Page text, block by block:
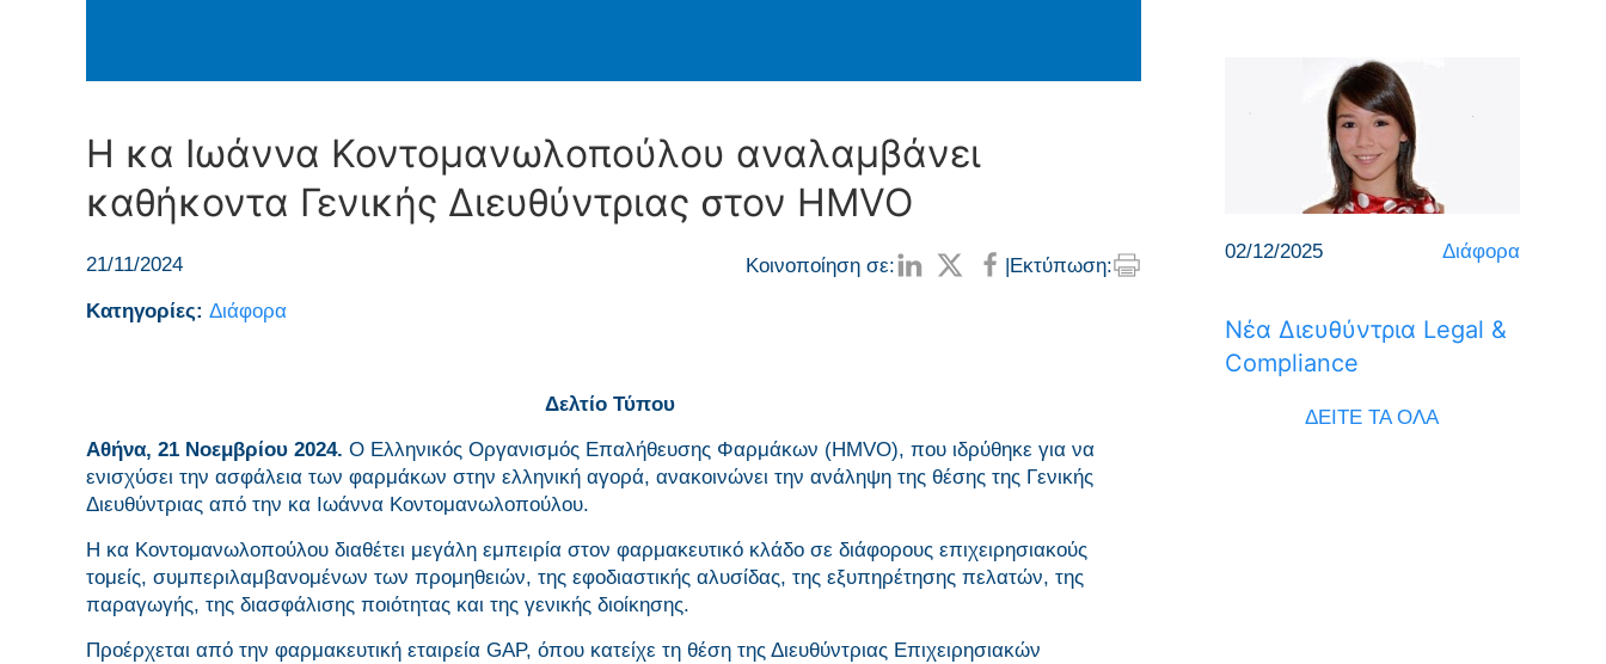
Η κα Ιωάννα Κοντομανωλοπούλου αναλαμβάνει
καθήκοντα Γενικής Διευθύντριας στον HMVO
21/11/2024 Κοινοποίηση σε: |Εκτύπωση:
Κατηγορίες: Διάφορα
Δελτίο Τύπου
Αθήνα, 21 Νοεμβρίου 2024. Ο Ελληνικός Οργανισμός Επαλήθευσης Φαρμάκων (ΗΜVO), που ιδρύθηκε για να
ενισχύσει την ασφάλεια των φαρμάκων στην ελληνική αγορά, ανακοινώνει την ανάληψη της θέσης της Γενικής
Διευθύντριας από την κα Ιωάννα Κοντομανωλοπούλου.
Η κα Κοντομανωλοπούλου διαθέτει μεγάλη εμπειρία στον φαρμακευτικό κλάδο σε διάφορους επιχειρησιακούς
τομείς, συμπεριλαμβανομένων των προμηθειών, της εφοδιαστικής αλυσίδας, της εξυπηρέτησης πελατών, της
παραγωγής, της διασφάλισης ποιότητας και της γενικής διοίκησης.
Προέρχεται από την φαρμακευτική εταιρεία GAP, όπου κατείχε τη θέση της Διευθύντριας Επιχειρησιακών
02/12/2025 Διάφορα
Νέα Διευθύντρια Legal &
Compliance
ΔΕΙΤΕ ΤΑ ΟΛΑ